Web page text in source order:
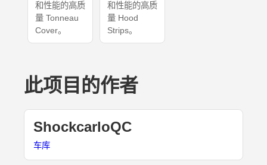
和性能的高质
量 Tonneau
Cover。
和性能的高质
量 Hood
Strips。
此项目的作者
ShockcarloQC
车库